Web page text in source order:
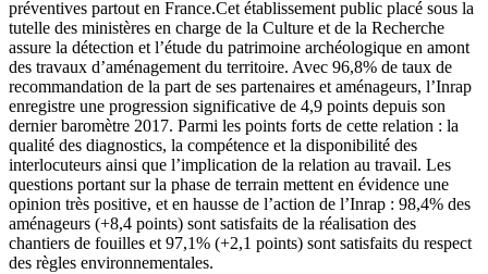
préventives partout en France.Cet établissement public placé sous la
tutelle des ministères en charge de la Culture et de la Recherche
assure la détection et l’étude du patrimoine archéologique en amont
des travaux d’aménagement du territoire. Avec 96,8% de taux de
recommandation de la part de ses partenaires et aménageurs, l’Inrap
enregistre une progression significative de 4,9 points depuis son
dernier baromètre 2017. Parmi les points forts de cette relation : la
qualité des diagnostics, la compétence et la disponibilité des
interlocuteurs ainsi que l’implication de la relation au travail. Les
questions portant sur la phase de terrain mettent en évidence une
opinion très positive, et en hausse de l’action de l’Inrap : 98,4% des
aménageurs (+8,4 points) sont satisfaits de la réalisation des
chantiers de fouilles et 97,1% (+2,1 points) sont satisfaits du respect
des règles environnementales.